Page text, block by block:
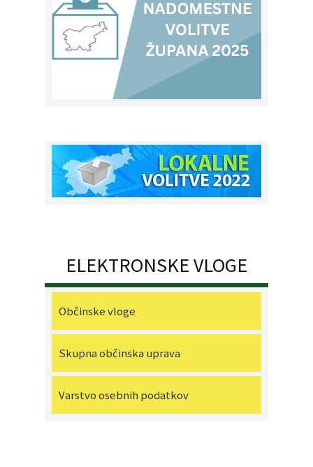
ELEKTRONSKE VLOGE
Občinske vloge
Skupna občinska uprava
Varstvo osebnih podatkov